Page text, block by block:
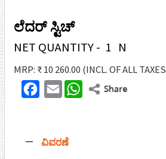
ಲೆದರ್ ಸ್ಟಿಚ್
NET QUANTITY - 1 N
MRP: ₹ 10 260.00 (INCL. OF ALL
F
e
T
i
E
i
W
ವಿವರಣೆ